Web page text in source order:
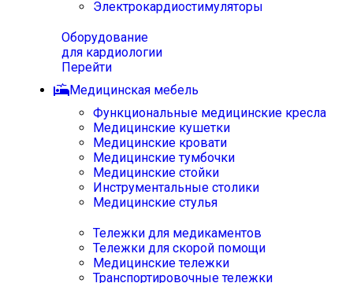
Электрокардиостимуляторы
Оборудование
для кардиологии
Перейти
Медицинская мебель
Функциональные медицинские кресла
Медицинские кушетки
Медицинские кровати
Медицинские тумбочки
Медицинские стойки
Инструментальные столики
Медицинские стулья
Тележки для медикаментов
Тележки для скорой помощи
Медицинские тележки
Транспортировочные тележки